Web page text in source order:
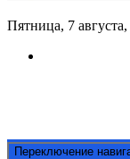
Пятница, 7
Переключение